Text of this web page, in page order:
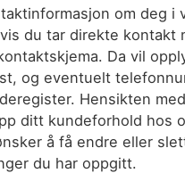
om deg i
du tar direkte kontakt
Da vil
og eventuelt
Hensikten
ditt kundeforhold hos
å få endre eller
du har oppgitt.